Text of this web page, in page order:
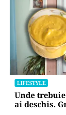
LIFESTYLE
Unde
ai deschis.